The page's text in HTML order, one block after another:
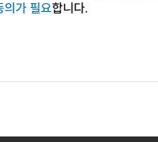
의가 필요합니다.